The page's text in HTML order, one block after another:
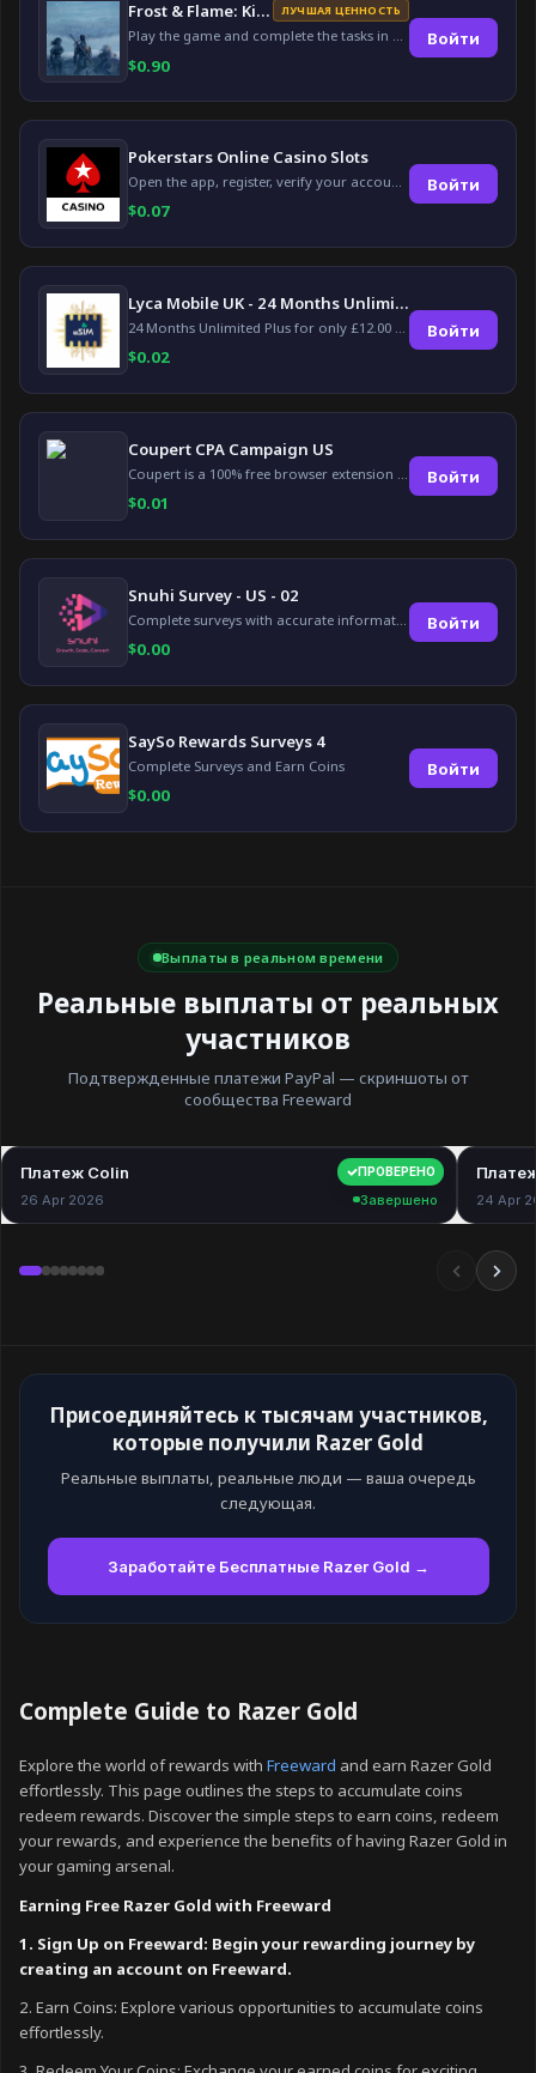
Frost & Flame: King of Avalon ЛУЧШАЯ ЦЕННОСТЬ
$0.90
Войти
Pokerstars Online Casino Slots
$0.07
Войти
Lyca Mobile UK - 24 Months Unlimited Plus!
$0.02
Войти
Coupert CPA Campaign US
$0.01
Войти
Snuhi Survey - US - 02
$0.00
Войти
SaySo Rewards Surveys 4
Complete Surveys and Earn Coins
$0.00
Войти
Выплаты в реальном времени
Реальные выплаты от реальных
участников
Подтвержденные платежи PayPal — скриншоты от
сообщества Freeward
ПРОВЕРЕНО
Платеж Colin $40.00
26 Apr 2026 Завершено 24 Apr
Присоединяйтесь к тысячам участников,
которые получили Razer Gold
Реальные выплаты, реальные люди — ваша очередь
следующая.
Заработайте Бесплатные Razer Gold →
Complete Guide to Razer Gold
Explore the world of rewards with Freeward and earn Razer Gold
effortlessly. This page outlines the steps to accumulate coins
redeem rewards. Discover the simple steps to earn coins, redeem
your rewards, and experience the benefits of having Razer Gold in
your gaming arsenal.
Earning Free Razer Gold with Freeward
1. Sign Up on Freeward: Begin your rewarding journey by
creating an account on Freeward.
2. Earn Coins: Explore various opportunities to accumulate coins
effortlessly.